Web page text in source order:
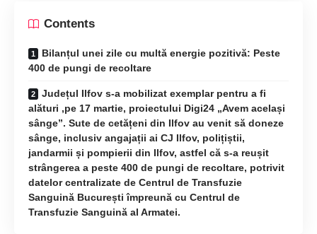
Contents
Bilanțul unei zile cu multă energie pozitivă: Peste
400 de pungi de recoltare
Județul Ilfov s-a mobilizat exemplar pentru a fi
alături ,pe 17 martie, proiectului Digi24 „Avem același
sânge”. Sute de cetățeni din Ilfov au venit să doneze
sânge, inclusiv angajații ai CJ Ilfov, polițiștii,
jandarmii și pompierii din Ilfov, astfel că s-a reușit
strângerea a peste 400 de pungi de recoltare, potrivit
datelor centralizate de Centrul de Transfuzie
Sanguină București împreună cu Centrul de
Transfuzie Sanguină al Armatei.